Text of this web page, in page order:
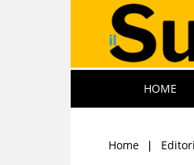
HOME
Home